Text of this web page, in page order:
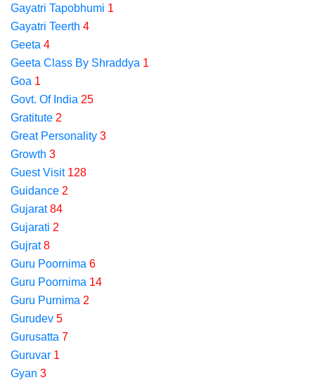
Gayatri Tapobhumi 1
Gayatri Teerth 4
Geeta 4
Geeta Class By Shraddya 1
Goa 1
Govt. Of India 25
Gratitute 2
Great Personality 3
Growth 3
Guest Visit 128
Guidance 2
Gujarat 84
Gujarati 2
Gujrat 8
Guru Poornima 6
Guru Poornima 14
Guru Purnima 2
Gurudev 5
Gurusatta 7
Guruvar 1
Gyan 3